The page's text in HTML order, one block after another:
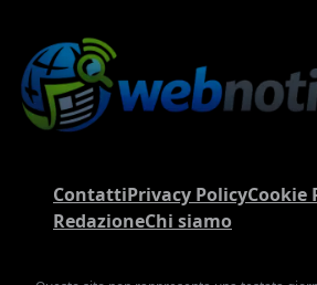
ContattiPrivacy PolicyCookie
RedazioneChi siamo